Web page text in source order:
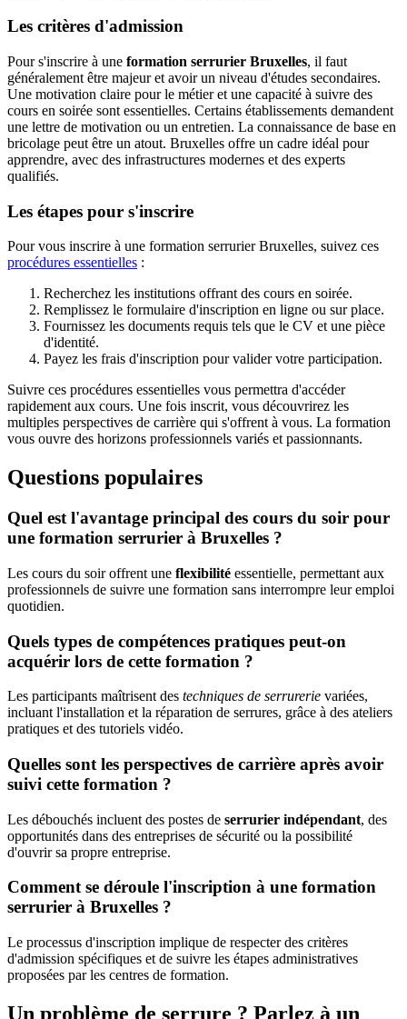
Les critères d'admission
Pour s'inscrire à une formation serrurier Bruxelles, il faut
généralement être majeur et avoir un niveau d'études secondaires.
Une motivation claire pour le métier et une capacité à suivre des
cours en soirée sont essentielles. Certains établissements demandent
une lettre de motivation ou un entretien. La connaissance de base en
bricolage peut être un atout. Bruxelles offre un cadre idéal pour
apprendre, avec des infrastructures modernes et des experts
qualifiés.
Les étapes pour s'inscrire
Pour vous inscrire à une formation serrurier Bruxelles, suivez ces
procédures essentielles :
Recherchez les institutions offrant des cours en soirée.
Remplissez le formulaire d'inscription en ligne ou sur place.
Fournissez les documents requis tels que le CV et une pièce
d'identité.
Payez les frais d'inscription pour valider votre participation.
Suivre ces procédures essentielles vous permettra d'accéder
rapidement aux cours. Une fois inscrit, vous découvrirez les
multiples perspectives de carrière qui s'offrent à vous. La formation
vous ouvre des horizons professionnels variés et passionnants.
Questions populaires
Quel est l'avantage principal des cours du soir pour
une formation serrurier à Bruxelles ?
Les cours du soir offrent une flexibilité essentielle, permettant aux
professionnels de suivre une formation sans interrompre leur emploi
quotidien.
Quels types de compétences pratiques peut-on
acquérir lors de cette formation ?
Les participants maîtrisent des techniques de serrurerie variées,
incluant l'installation et la réparation de serrures, grâce à des ateliers
pratiques et des tutoriels vidéo.
Quelles sont les perspectives de carrière après avoir
suivi cette formation ?
Les débouchés incluent des postes de serrurier indépendant, des
opportunités dans des entreprises de sécurité ou la possibilité
d'ouvrir sa propre entreprise.
Comment se déroule l'inscription à une formation
serrurier à Bruxelles ?
Le processus d'inscription implique de respecter des critères
d'admission spécifiques et de suivre les étapes administratives
proposées par les centres de formation.
Un problème de serrure ? Parlez à un